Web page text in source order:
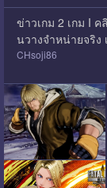
ข่าวเกม 2 เกม I
นวางจำหน่ายจริง
CHsoji86